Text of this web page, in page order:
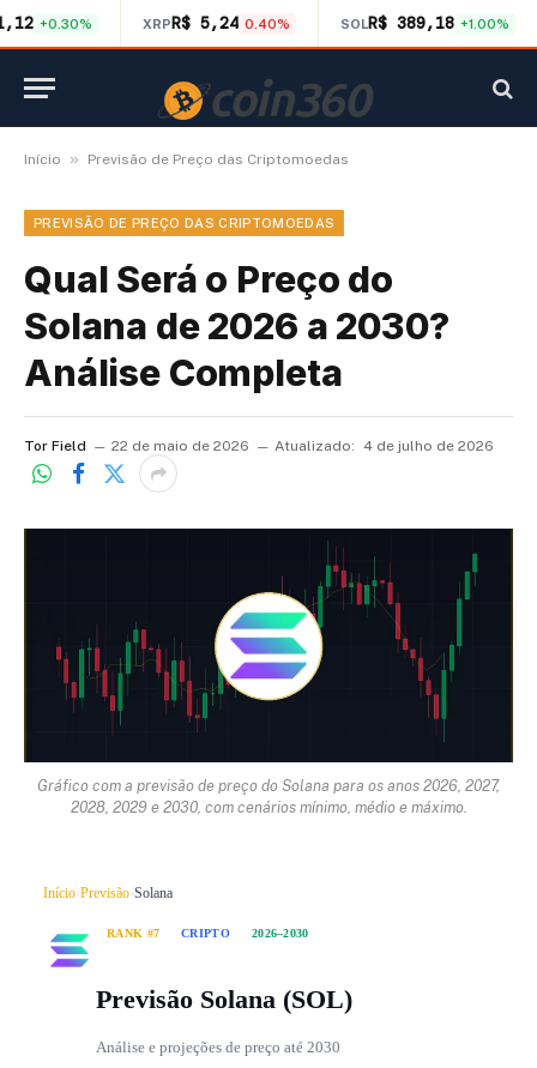
+0.30% XRPR$ 5,24 0.40% SOLR$ 389,18 +1.00%
Início » Previsão de Preço das Criptomoedas
PREVISÃO DE PREÇO DAS CRIPTOMOEDAS
Qual Será o Preço do
Solana de 2026 a 2030?
Análise Completa
Tor Field 22 de maio de 2026 Atualizado: 4 de julho de 2026
Gráfico com a previsão de preço do Solana para os anos 2026, 2027,
2028, 2029 e 2030, com cenários mínimo, médio e máximo.
Início›Previsão›Solana
RANK #7 CRIPTO 2026–2030
Previsão Solana (SOL)
Análise e projeções de preço até 2030